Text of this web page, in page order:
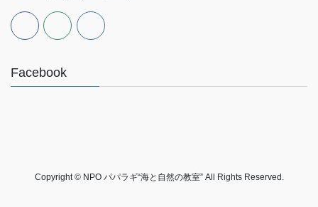
Facebook
Copyright © NPO パパラギ“海と自然の教室” All Rights Reserved.